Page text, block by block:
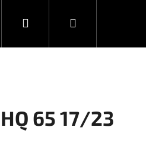
Login Shopping
65 17/23